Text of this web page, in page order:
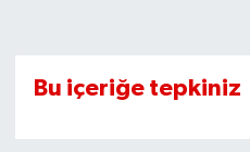
Bu içeriğe tepkiniz